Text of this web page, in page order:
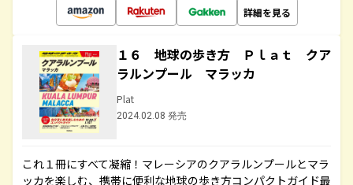
詳細を見る
１６ 地球の歩き方 Ｐｌａｔ クア
ラルンプール マラッカ
Plat
2024.02.08 発売
これ１冊にすべて凝縮！マレーシアのクアラルンプールとマラ
ッカを楽しむ、携帯に便利な地球の歩き方コンパクトガイド最